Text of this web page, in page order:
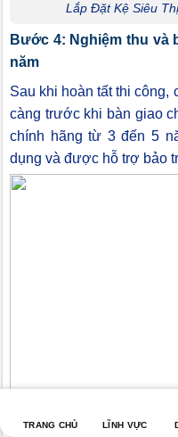
Lắp Đặt Kệ Siêu
Bước 4: Nghiệm thu và
năm
Sau khi hoàn tất thi công,
càng trước khi bàn giao
chính hãng từ 3 đến 5
dụng và được hỗ trợ bảo
TRANG CHỦ LĨNH VỰC